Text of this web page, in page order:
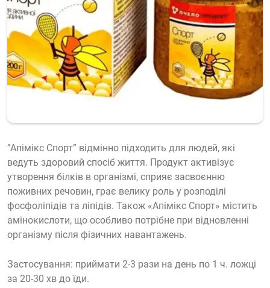
”Апімікс Спорт” відмінно підходить для людей, які
ведуть здоровий спосіб життя. Продукт активізує
утворення білків в організмі, сприяє засвоєнню
поживних речовин, грає велику роль у розподілі
фосфоліпідів та ліпідів. Також «Апімікс Спорт» містить
амінокислоти, що особливо потрібне при відновленні
організму після фізичних навантажень.
Застосування: приймати 2-3 рази на день по 1 ч. ложці
за 20-30 хв до їди.